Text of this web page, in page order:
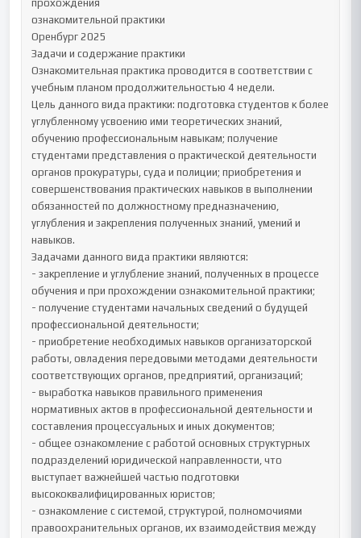
прохождения
ознакомительной практики
Оренбург 2025
Задачи и содержание практики
Ознакомительная практика проводится в соответствии с
учебным планом продолжительностью 4 недели.
Цель данного вида практики: подготовка студентов к более
углубленному усвоению ими теоретических знаний,
обучению профессиональным навыкам; получение
студентами представления о практической деятельности
органов прокуратуры, суда и полиции; приобретения и
совершенствования практических навыков в выполнении
обязанностей по должностному предназначению,
углубления и закрепления полученных знаний, умений и
навыков.
Задачами данного вида практики являются:
- закрепление и углубление знаний, полученных в процессе
обучения и при прохождении ознакомительной практики;
- получение студентами начальных сведений о будущей
профессиональной деятельности;
- приобретение необходимых навыков организаторской
работы, овладения передовыми методами деятельности
соответствующих органов, предприятий, организаций;
- выработка навыков правильного применения
нормативных актов в профессиональной деятельности и
составления процессуальных и иных документов;
- общее ознакомление с работой основных структурных
подразделений юридической направленности, что
выступает важнейшей частью подготовки
высококвалифицированных юристов;
- ознакомление с системой, структурой, полномочиями
правоохранительных органов, их взаимодействия между